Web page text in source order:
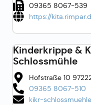
09365 8067-539
https://
Kinderkrippe &
Schlossmühle
Hofstraße 10
09365 8067-510
kikr-